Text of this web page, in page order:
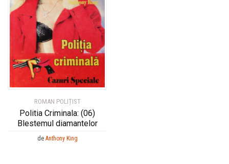
ROMAN POLIȚIST
Politia Criminala: (06)
Blestemul diamantelor
de Anthony King